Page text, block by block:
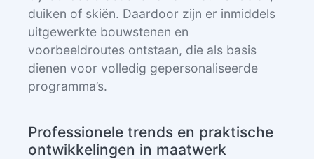
duiken of skiën. Daardoor zijn er inmiddels
uitgewerkte bouwstenen en
voorbeeldroutes ontstaan, die als basis
dienen voor volledig gepersonaliseerde
programma’s.
Professionele trends en praktische
ontwikkelingen in maatwerk